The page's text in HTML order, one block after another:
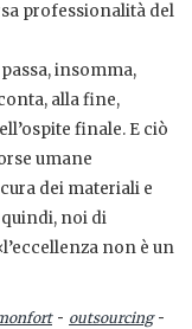
professionalità del
insomma,
alla fine,
finale. E ciò
umane
dei materiali e
noi di
non è un
- outsourcing-